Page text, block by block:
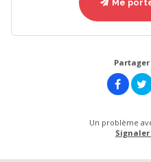
Me
Un problème